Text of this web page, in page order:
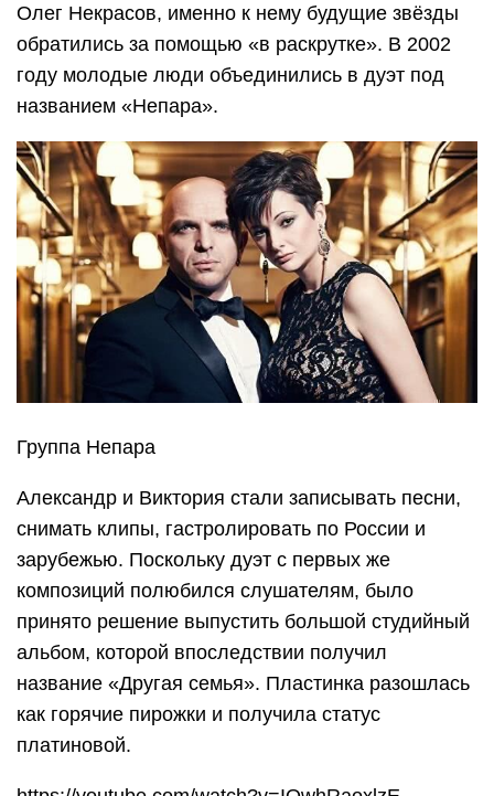
Олег Некрасов, именно к нему будущие звёзды
обратились за помощью «в раскрутке». В 2002
году молодые люди объединились в дуэт под
названием «Непара».
Группа Непара
Александр и Виктория стали записывать песни,
снимать клипы, гастролировать по России и
зарубежью. Поскольку дуэт с первых же
композиций полюбился слушателям, было
принято решение выпустить большой студийный
альбом, которой впоследствии получил
название «Другая семья». Пластинка разошлась
как горячие пирожки и получила статус
платиновой.